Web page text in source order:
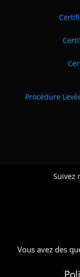
Procédure
Suivez
Vous avez des